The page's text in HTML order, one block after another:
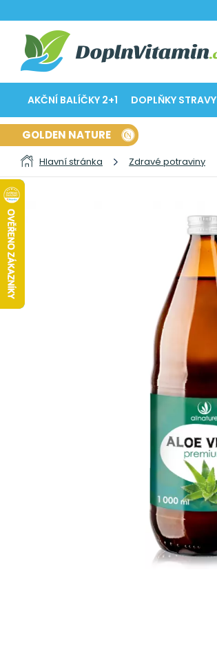
AKČNÍ BALÍČKY 2+1 DOPLŇKY STRAVY
GOLDEN NATURE
Hlavní stránka Zdravé potraviny